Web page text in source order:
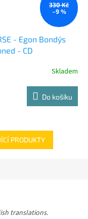
330 Kč
–9 %
- Egon Bondy´s
- CD
Skladem
Do košíku
PRODUKTY
translations.